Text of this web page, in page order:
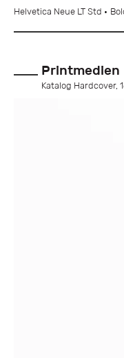
Helvetica Neue LT Std •
Printmedien
Katalog Hardcover,